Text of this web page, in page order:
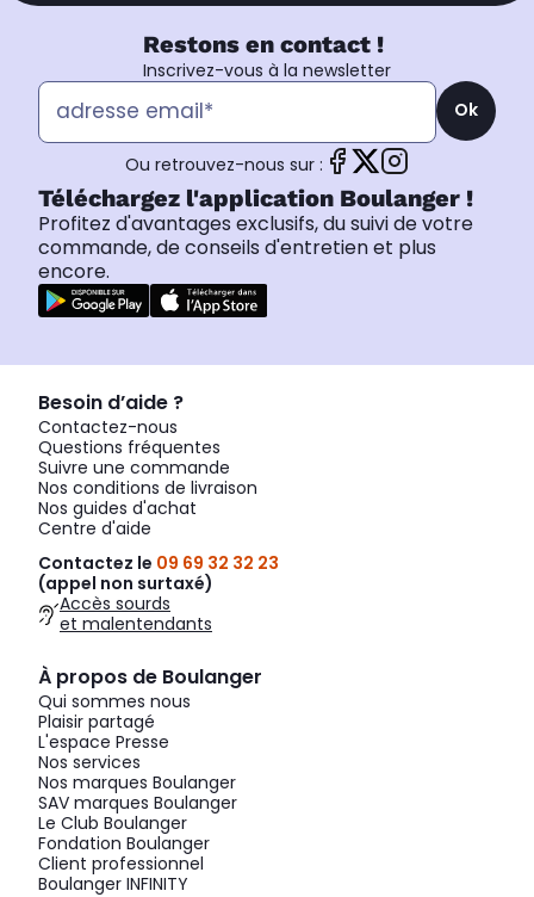
Restons en contact !
Inscrivez-vous à la newsletter
Ok
Ou retrouvez-nous sur :
Téléchargez l'application Boulanger !
Profitez d'avantages exclusifs, du suivi de votre
commande, de conseils d'entretien et plus
encore.
Besoin d’aide ?
Contactez-nous
Questions fréquentes
Suivre une commande
Nos conditions de livraison
Nos guides d'achat
Centre d'aide
Contactez le 09 69 32 32 23
(appel non surtaxé)
Accès sourds
et malentendants
À propos de Boulanger
Qui sommes nous
Plaisir partagé
L'espace Presse
Nos services
Nos marques Boulanger
SAV marques Boulanger
Le Club Boulanger
Fondation Boulanger
Client professionnel
Boulanger INFINITY